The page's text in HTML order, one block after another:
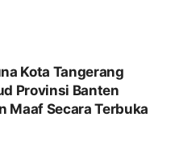
Kota Tangerang
Provinsi Banten
Maaf Secara Terbuka